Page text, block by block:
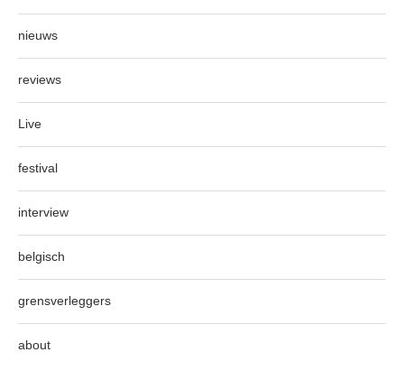
nieuws
reviews
Live
festival
interview
belgisch
grensverleggers
about